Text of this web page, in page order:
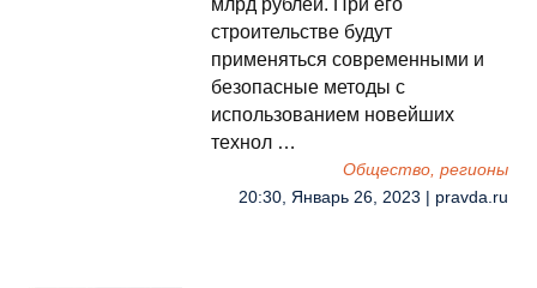
млрд рублей. При его
строительстве будут
применяться современными и
безопасные методы с
использованием новейших
технол …
Общество, регионы
20:30, Январь 26, 2023 | pravda.ru